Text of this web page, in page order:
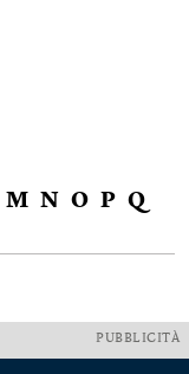
M N O P Q
PUBBLICITÀ